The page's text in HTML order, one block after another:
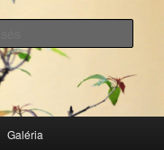
Galéria